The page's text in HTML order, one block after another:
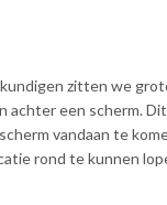
zitten we
achter een scherm.
vandaan te
rond te kunnen
Inloggen